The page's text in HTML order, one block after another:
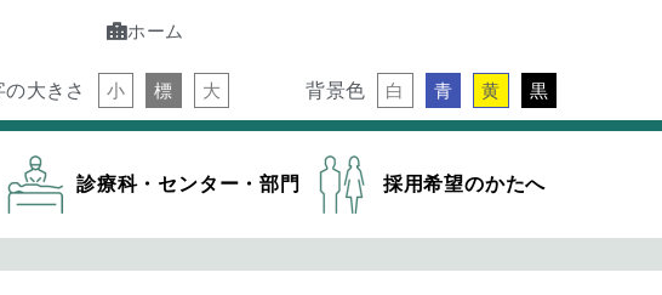
ホーム
の大きさ 小 標 大 背景色 白 青 黄 黒
診療科・センター・部門 採用希望のかたへ